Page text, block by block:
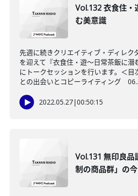
Vol.132 衣食住・
む美意識
先週に続きクリエイティブ・ディレク
を迎えて『衣食住・遊～日常茶飯に潜
にトークセッションを行います。＜
との出会いとコピーライティング
2022.05.27|00:50:15
Vol.131 無印良品
制の商品群」の